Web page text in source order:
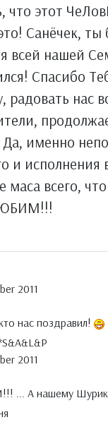
что этот
это! Санёчек,
нашей
Спасибо
радовать нас
Да, именно
и исполнения
маса всего,
2011
нас поздравил!
2011
... А нашему Шурику